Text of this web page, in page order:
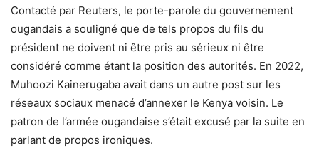
Contacté par Reuters, le porte-parole du gouvernement
ougandais a souligné que de tels propos du fils du
président ne doivent ni être pris au sérieux ni être
considéré comme étant la position des autorités. En 2022,
Muhoozi Kainerugaba avait dans un autre post sur les
réseaux sociaux menacé d’annexer le Kenya voisin. Le
patron de l’armée ougandaise s’était excusé par la suite en
parlant de propos ironiques.